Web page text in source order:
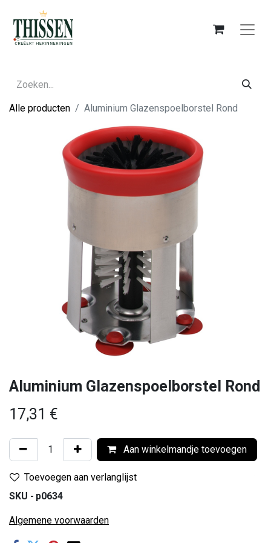
Alle producten Aluminium Glazenspoelborstel Rond
Aluminium Glazenspoelborstel Rond
17,31 €
Aan winkelmandje toevoegen
Toevoegen aan verlanglijst
SKU - p0634
Algemene voorwaarden